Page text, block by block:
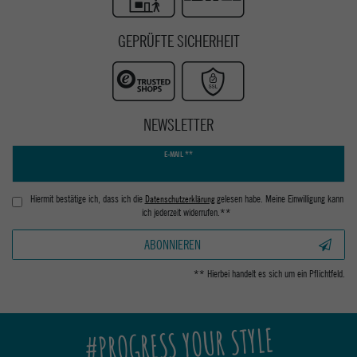
GEPRÜFTE SICHERHEIT
NEWSLETTER
E-MAIL **
Hiermit bestätige ich, dass ich die Daten­schutz­erklärunggelesen habe. Meine Einwilligung kann
ich jederzeit widerrufen.**
ABONNIEREN
** Hierbei handelt es sich um ein Pflichtfeld.
#PROGRESS YOUR STYLE